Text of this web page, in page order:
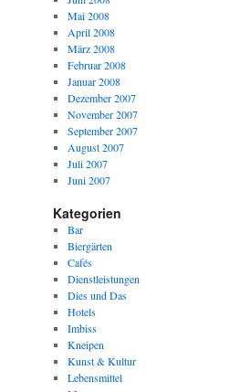
Mai 2008
April 2008
März 2008
Februar 2008
Januar 2008
Dezember 2007
November 2007
September 2007
August 2007
Juli 2007
Juni 2007
Kategorien
Bar
Biergärten
Cafés
Dienstleistungen
Dies und Das
Hotels
Imbiss
Kneipen
Kunst & Kultur
Lebensmittel